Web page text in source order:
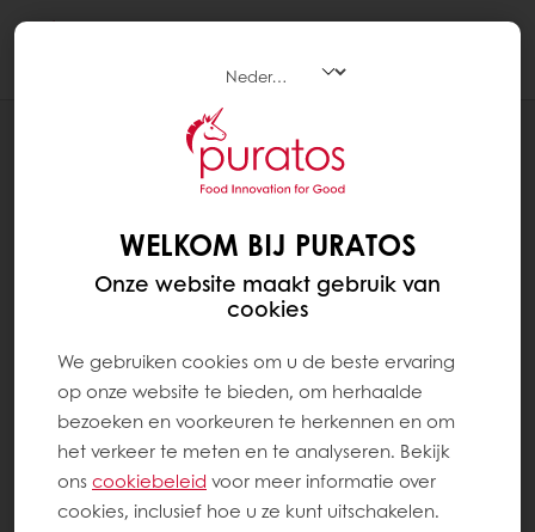
ECLAIR CAFÉ-BLANC INTENSE
WELKOM BIJ PURATOS
Onze website maakt gebruik van
cookies
We gebruiken cookies om u de beste ervaring
op onze website te bieden, om herhaalde
bezoeken en voorkeuren te herkennen en om
het verkeer te meten en te analyseren. Bekijk
ons ​​cookiebeleid voor meer informatie over
cookies, inclusief hoe u ze kunt uitschakelen.